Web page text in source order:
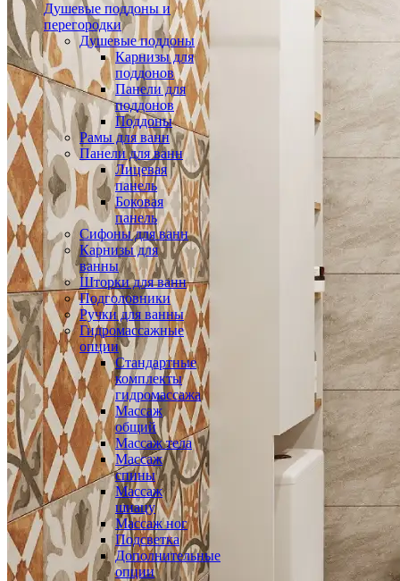
Душевые поддоны и
перегородки
Душевые поддоны
Карнизы для
поддонов
Панели для
поддонов
Поддоны
Рамы для ванн
Панели для ванн
Лицевая
панель
Боковая
панель
Сифоны для ванн
Карнизы для
ванны
Шторки для ванн
Подголовники
Ручки для ванны
Гидромассажные
опции
Стандартные
комплекты
гидромассажа
Массаж
общий
Массаж тела
Массаж
спины
Массаж
шиацу
Массаж ног
Подсветка
Дополнительные
опции